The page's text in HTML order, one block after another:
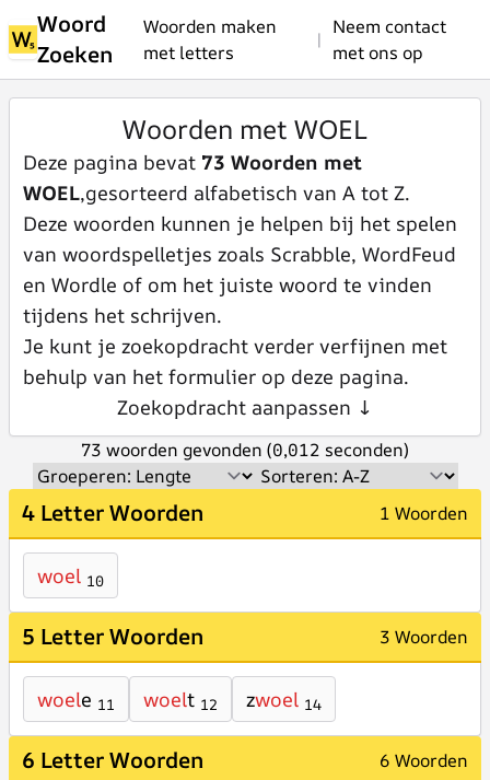
Woord
Zoeken
Woorden maken
met letters
|
Neem contact
met ons op
Woorden met WOEL
Deze pagina bevat 73 Woorden met
WOEL,gesorteerd alfabetisch van A tot Z.
Deze woorden kunnen je helpen bij het spelen
van woordspelletjes zoals Scrabble, WordFeud
en Wordle of om het juiste woord te vinden
tijdens het schrijven.
Je kunt je zoekopdracht verder verfijnen met
behulp van het formulier op deze pagina.
Zoekopdracht aanpassen ↓
73 woorden gevonden (0,012 seconden)
4 Letter Woorden 1 Woorden
woel 10
5 Letter Woorden 3 Woorden
woele 11 woelt 12 zwoel 14
6 Letter Woorden 6 Woorden